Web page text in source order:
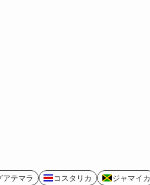
アテマラ コスタリカ ジャマイカ